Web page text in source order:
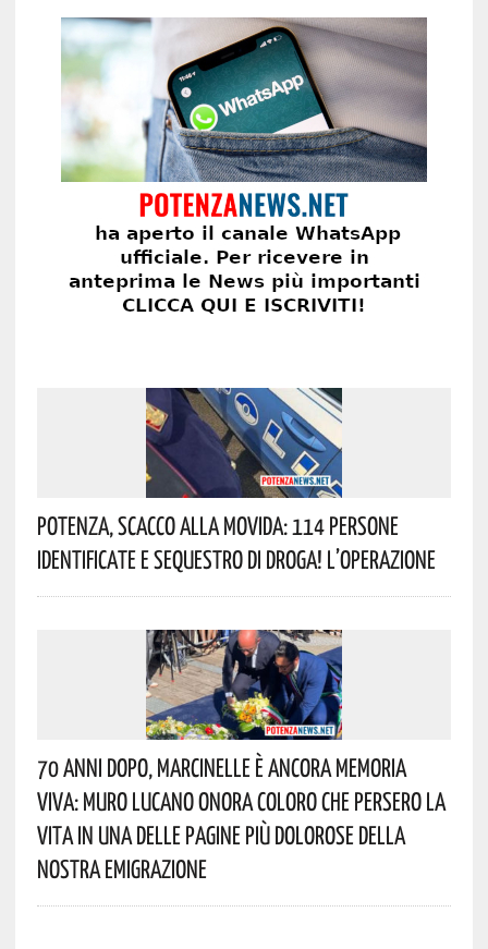
Potenza, Scacco Alla Movida: 114 Persone
Identificate E Sequestro Di Droga! L’operazione
70 Anni Dopo, Marcinelle È Ancora Memoria
Viva: Muro Lucano Onora Coloro Che Persero La
Vita In Una Delle Pagine Più Dolorose Della
Nostra Emigrazione